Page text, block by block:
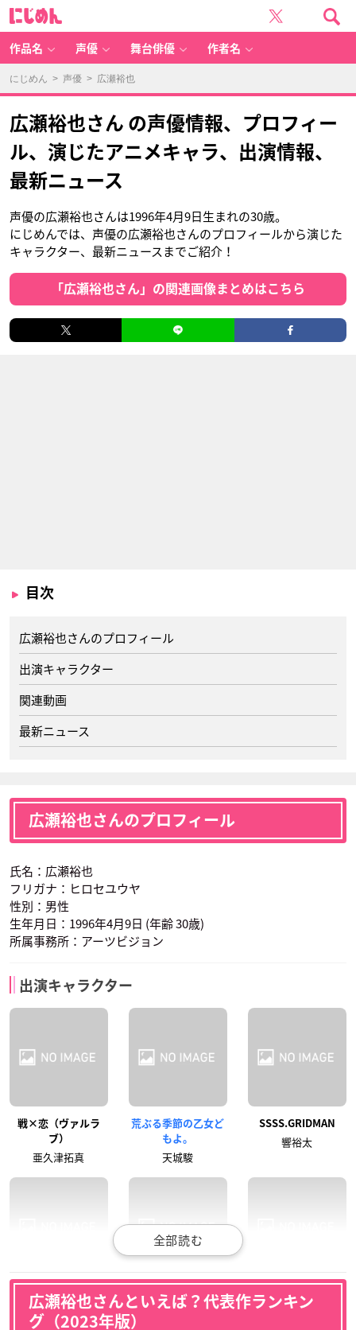
作品名 声優 舞台俳優 作者名
にじめん > 声優 > 広瀬裕也
広瀬裕也さん の声優情報、プロフィー
ル、演じたアニメキャラ、出演情報、
最新ニュース
声優の広瀬裕也さんは1996年4月9日生まれの30歳。
にじめんでは、声優の広瀬裕也さんのプロフィールから演じた
キャラクター、最新ニュースまでご紹介！
「広瀬裕也さん」の関連画像まとめはこちら
目次
広瀬裕也さんのプロフィール
出演キャラクター
関連動画
最新ニュース
広瀬裕也さんのプロフィール
氏名：広瀬裕也
フリガナ：ヒロセユウヤ
性別：男性
生年月日：1996年4月9日 (年齢 30歳)
所属事務所：アーツビジョン
出演キャラクター
戦×恋（ヴァルラ
ブ）
亜久津拓真
荒ぶる季節の乙女ど
もよ。
天城駿
SSSS.GRIDMAN
響裕太
DYNAMIC CHORD
香椎亜貴
月がきれい
永原翔
はんだくん
相沢順一
広瀬裕也さんといえば？代表作ランキン
グ（2023年版）